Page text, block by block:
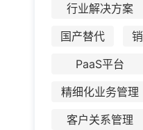
行业解决方案
国产替代
PaaS平台
精细化业务管理
客户关系管理